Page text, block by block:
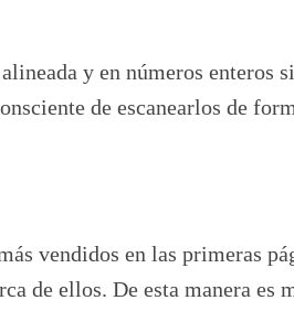
y en números enteros
de escanearlos de
vendidos en las primeras
de ellos. De esta manera es